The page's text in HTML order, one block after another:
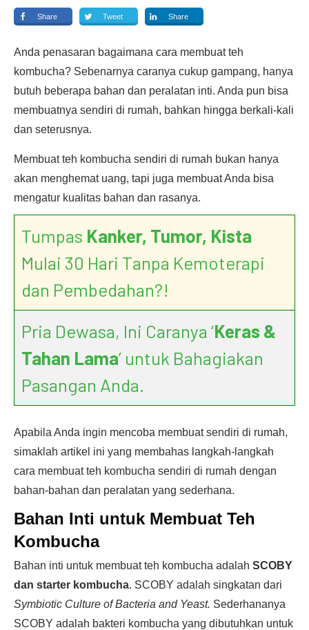
Share Tweet Share
Anda penasaran bagaimana cara membuat teh
kombucha? Sebenarnya caranya cukup gampang, hanya
butuh beberapa bahan dan peralatan inti. Anda pun bisa
membuatnya sendiri di rumah, bahkan hingga berkali-kali
dan seterusnya.
Membuat teh kombucha sendiri di rumah bukan hanya
akan menghemat uang, tapi juga membuat Anda bisa
mengatur kualitas bahan dan rasanya.
Tumpas Kanker, Tumor, Kista
Mulai 30 Hari Tanpa Kemoterapi
dan Pembedahan?!
Pria Dewasa, Ini Caranya ‘Keras &
Tahan Lama’ untuk Bahagiakan
Pasangan Anda.
Apabila Anda ingin mencoba membuat sendiri di rumah,
simaklah artikel ini yang membahas langkah-langkah
cara membuat teh kombucha sendiri di rumah dengan
bahan-bahan dan peralatan yang sederhana.
Bahan Inti untuk Membuat Teh
Kombucha
Bahan inti untuk membuat teh kombucha adalah SCOBY
dan starter kombucha. SCOBY adalah singkatan dari
Symbiotic Culture of Bacteria and Yeast. Sederhananya
SCOBY adalah bakteri kombucha yang dibutuhkan untuk